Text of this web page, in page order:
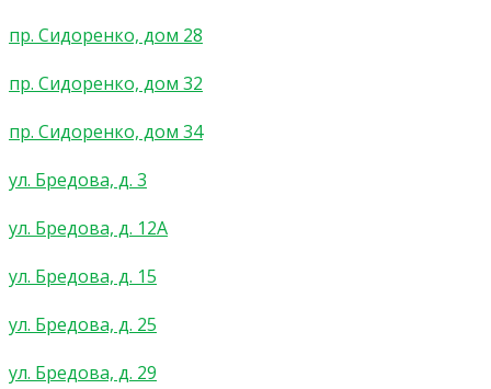
пр. Сидоренко, дом 28
пр. Сидоренко, дом 32
пр. Сидоренко, дом 34
ул. Бредова, д. 3
ул. Бредова, д. 12А
ул. Бредова, д. 15
ул. Бредова, д. 25
ул. Бредова, д. 29